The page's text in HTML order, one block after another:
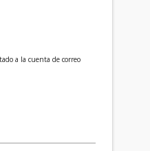
a la cuenta de correo